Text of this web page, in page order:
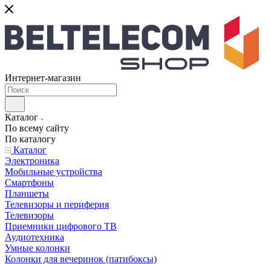
Интернет-магазин
Каталог
По всему сайту
По каталогу
Каталог
Электроника
Мобильные устройства
Смартфоны
Планшеты
Телевизоры и периферия
Телевизоры
Приемники цифрового ТВ
Аудиотехника
Умные колонки
Колонки для вечеринок (патибоксы)